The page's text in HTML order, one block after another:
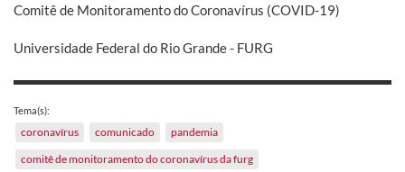
Comitê de Monitoramento do Coronavírus (COVID-19)
Universidade Federal do Rio Grande - FURG
Tema(s):
coronavírus comunicado
pandemia
comitê de monitoramento do coronavírus da furg